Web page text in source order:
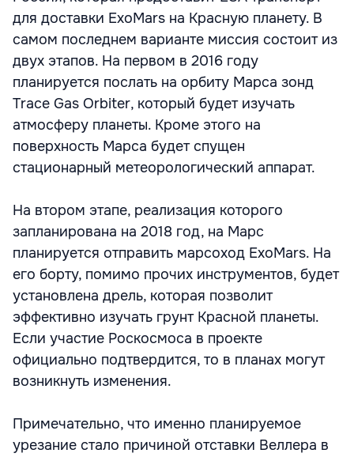
для доставки ExoMars на Красную планету. В
самом последнем варианте миссия состоит из
двух этапов. На первом в 2016 году
планируется послать на орбиту Марса зонд
Trace Gas Orbiter, который будет изучать
атмосферу планеты. Кроме этого на
поверхность Марса будет спущен
стационарный метеорологический аппарат.
На втором этапе, реализация которого
запланирована на 2018 год, на Марс
планируется отправить марсоход ExoMars. На
его борту, помимо прочих инструментов, будет
установлена дрель, которая позволит
эффективно изучать грунт Красной планеты.
Если участие Роскосмоса в проекте
официально подтвердится, то в планах могут
возникнуть изменения.
Примечательно, что именно планируемое
урезание стало причиной отставки Веллера в